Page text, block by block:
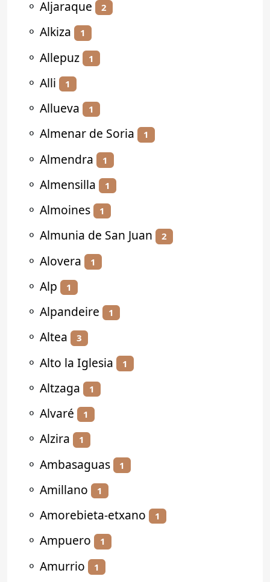
⚬ Aljaraque 2
⚬ Alkiza 1
⚬ Allepuz 1
⚬ Alli 1
⚬ Allueva 1
⚬ Almenar de Soria 1
⚬ Almendra 1
⚬ Almensilla 1
⚬ Almoines 1
⚬ Almunia de San Juan 2
⚬ Alovera 1
⚬ Alp 1
⚬ Alpandeire 1
⚬ Altea 3
⚬ Alto la Iglesia 1
⚬ Altzaga 1
⚬ Alvaré 1
⚬ Alzira 1
⚬ Ambasaguas 1
⚬ Amillano 1
⚬ Amorebieta-etxano 1
⚬ Ampuero 1
⚬ Amurrio 1